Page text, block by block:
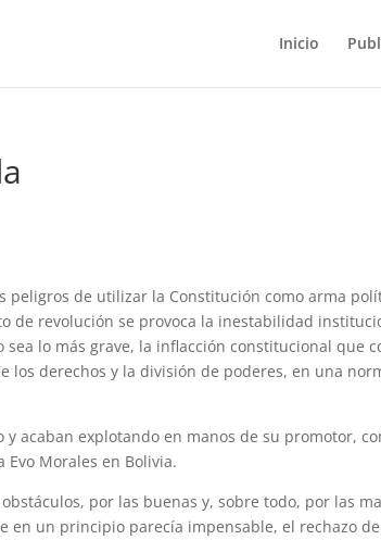
Inicio
peligros de utilizar la Constitución como arma
de revolución se provoca la inestabilidad
lo más grave, la inflacción constitucional que
derechos y la división de poderes, en una
acaban explotando en manos de su promotor,
Evo Morales en Bolivia.
por las buenas y, sobre todo, por las
en un principio parecía impensable, el rechazo